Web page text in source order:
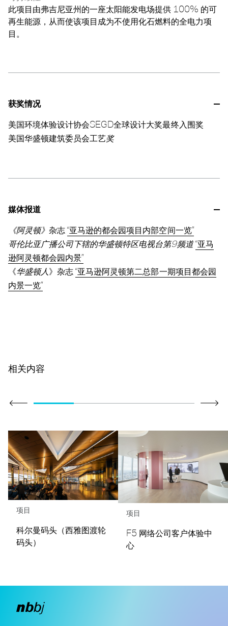
此项目由弗吉尼亚州的一座太阳能发电场提供 100% 的可
再生能源，从而使该项目成为不使用化石燃料的全电力项
目。
获奖情况
美国环境体验设计协会SEGD全球设计大奖最终入围奖
美国华盛顿建筑委员会工艺奖
媒体报道
《阿灵顿》杂志“亚马逊的都会园项目内部空间一览”
哥伦比亚广播公司下辖的华盛顿特区电视台第9频道“亚马
逊阿灵顿都会园内景”
《华盛顿人》杂志“亚马逊阿灵顿第二总部一期项目都会园
内景一览”
相关内容
项目
科尔曼码头（西雅图渡轮
码头）
项目
F5 网络公司客户体验中
心